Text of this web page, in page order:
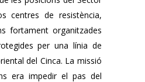
centres de resistència,
fortament organitzades
per una línia de
del Cinca. La missió
era impedir el pas del